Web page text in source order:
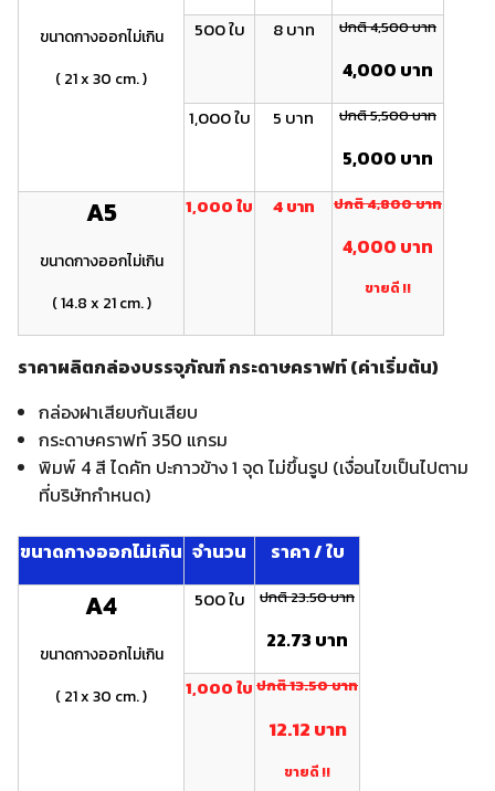
ขนาดกางออกไม่เกิน
( 21 x 30 cm. )
500 ใบ 8 บาท ปกติ 4,500 บาท
4,000 บาท
1,000 ใบ 5 บาท ปกติ 5,500 บาท
5,000 บาท
A5
ขนาดกางออกไม่เกิน
( 14.8 x 21 cm. )
1,000 ใบ 4 บาท ปกติ 4 ,800 บาท
4 ,000 บาท
ขายดี !!
ราคาผลิตกล่องบรรจุภัณฑ์ กระดาษคราฟท์ (ค่าเริ่มต้น)
กล่องฝาเสียบก้นเสียบ
กระดาษคราฟท์ 350 แกรม
พิมพ์ 4 สี ไดคัท ปะกาวข้าง 1 จุด ไม่ขึ้นรูป (เงื่อนไขเป็นไปตาม
ที่บริษัทกำหนด)
ขนาดกางออกไม่เกิน จำนวน ราคา / ใบ
A4
ขนาดกางออกไม่เกิน
( 21 x 30 cm. )
500 ใบ ปกติ 23.50 บาท
22.73 บาท
1,000 ใบ ปกติ 13.50 บาท
12.12 บาท
ขายดี !!